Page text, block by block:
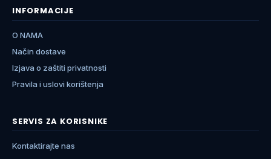
INFORMACIJE
O NAMA
Način dostave
Izjava o zaštiti privatnosti
Pravila i uslovi korištenja
SERVIS ZA KORISNIKE
Kontaktirajte nas